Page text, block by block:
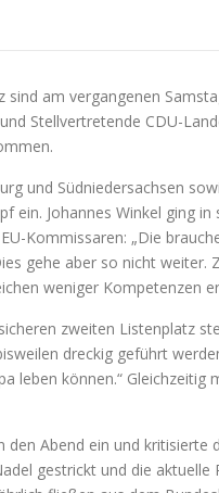
sind am vergangenen
Stellvertretende CDU-
und Südniedersachsen
Johannes Winkel ging
Kommissaren: „Die
gehe aber so nicht weiter.
weniger Kompetenzen
zweiten Listenplatz
dreckig geführt
leben können.“ Gleichzeitig
Abend ein und kritisierte
gestrickt und die aktuelle